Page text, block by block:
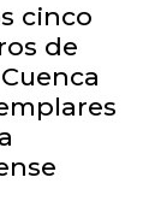
cinco
de